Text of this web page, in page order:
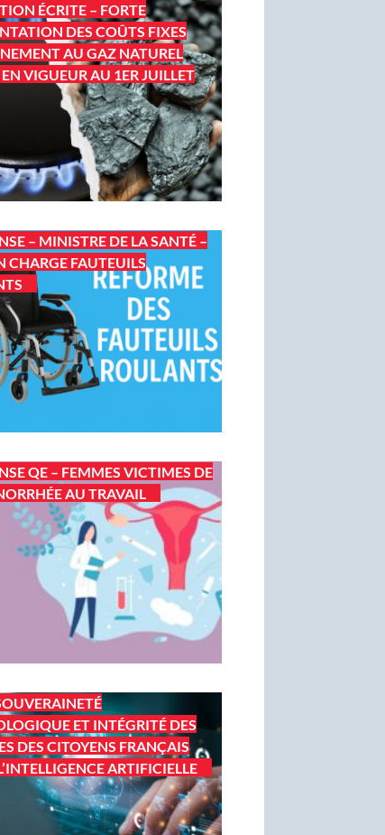
ÉCRITE – FORTE
DES COÛTS FIXES
AU GAZ NATUREL
EN VIGUEUR AU 1ER JUILLET
– MINISTRE DE LA SANTÉ –
CHARGE FAUTEUILS
QE – FEMMES VICTIMES DE
AU TRAVAIL
ET INTÉGRITÉ DES
DES CITOYENS FRANÇAIS
ARTIFICIELLE